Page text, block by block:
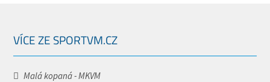
VÍCE ZE SPORTVM.CZ
Malá kopaná - MKVM